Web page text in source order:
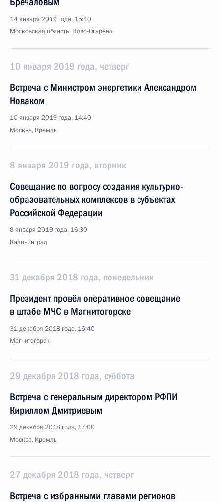
14 января 2019 года, 15:40
Московская область, Ново-Огарёво
10 января 2019 года, четверг
Встреча с Министром энергетики Александром
Новаком
10 января 2019 года, 14:40
Москва, Кремль
8 января 2019 года, вторник
Совещание по вопросу создания культурно-
образовательных комплексов в субъектах
Российской Федерации
8 января 2019 года, 16:30
Калининград
31 декабря 2018 года, понедельник
Президент провёл оперативное совещание
в штабе МЧС в Магнитогорске
31 декабря 2018 года, 16:40
Магнитогорск
29 декабря 2018 года, суббота
Встреча с генеральным директором РФПИ
Кириллом Дмитриевым
29 декабря 2018 года, 17:00
Москва, Кремль
27 декабря 2018 года, четверг
Встреча с избранными главами регионов